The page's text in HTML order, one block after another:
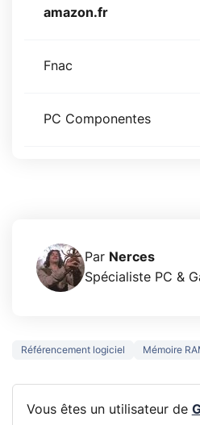
amazon.fr
Fnac
PC Componentes
Par Nerces
Spécialiste PC &
Référencement logiciel Mémoire
Vous êtes un utilisateur de